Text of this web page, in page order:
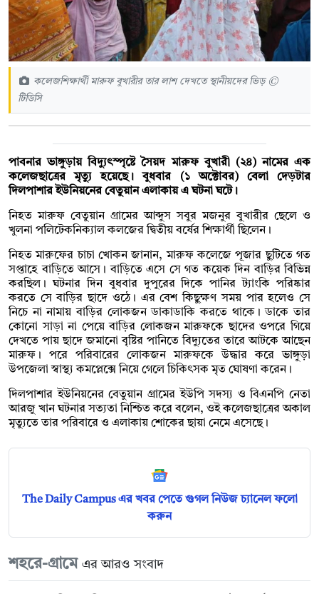
কলেজশিক্ষার্থী মারুফ বুখারীর তার লাশ দেখতে স্থানীয়দের ভিড় ©
টিডিসি
পাবনার ভাঙ্গুড়ায় বিদ্যুৎস্পৃষ্টে সৈয়দ মারুফ বুখারী (২৪) নামের এক
কলেজছাত্রের মৃত্যু হয়েছে। বুধবার (১ অক্টোবর) বেলা দেড়টার
দিলপাশার ইউনিয়নের বেতুয়ান এলাকায় এ ঘটনা ঘটে।
নিহত মারুফ বেতুয়ান গ্রামের আব্দুস সবুর মজনুর বুখারীর ছেলে ও
খুলনা পলিটেকনিক্যাল কলজের দ্বিতীয় বর্ষের শিক্ষার্থী ছিলেন।
নিহত মারুফের চাচা খোকন জানান, মারুফ কলেজে পূজার ছুটিতে গত
সপ্তাহে বাড়িতে আসে। বাড়িতে এসে সে গত কয়েক দিন বাড়ির বিভিন্ন
করছিল। ঘটনার দিন বুধবার দুপুরের দিকে পানির ট্যাংকি পরিষ্কার
করতে সে বাড়ির ছাদে ওঠে। এর বেশ কিছুক্ষণ সময় পার হলেও সে
নিচে না নামায় বাড়ির লোকজন ডাকাডাকি করতে থাকে। ডাকে তার
কোনো সাড়া না পেয়ে বাড়ির লোকজন মারুফকে ছাদের ওপরে গিয়ে
দেখতে পায় ছাদে জমানো বৃষ্টির পানিতে বিদ্যুতের তারে আটকে আছেন
মারুফ। পরে পরিবারের লোকজন মারুফকে উদ্ধার করে ভাঙ্গুড়া
উপজেলা স্বাস্থ্য কমপ্লেক্সে নিয়ে গেলে চিকিৎসক মৃত ঘোষণা করেন।
দিলপাশার ইউনিয়নের বেতুয়ান গ্রামের ইউপি সদস্য ও বিএনপি নেতা
আরজু খান ঘটনার সত্যতা নিশ্চিত করে বলেন, ওই কলেজছাত্রের অকাল
মৃত্যুতে তার পরিবারে ও এলাকায় শোকের ছায়া নেমে এসেছে।
The Daily Campus এর খবর পেতে গুগল নিউজ চ্যানেল ফলো
করুন
শহরে-গ্রামে এর আরও সংবাদ